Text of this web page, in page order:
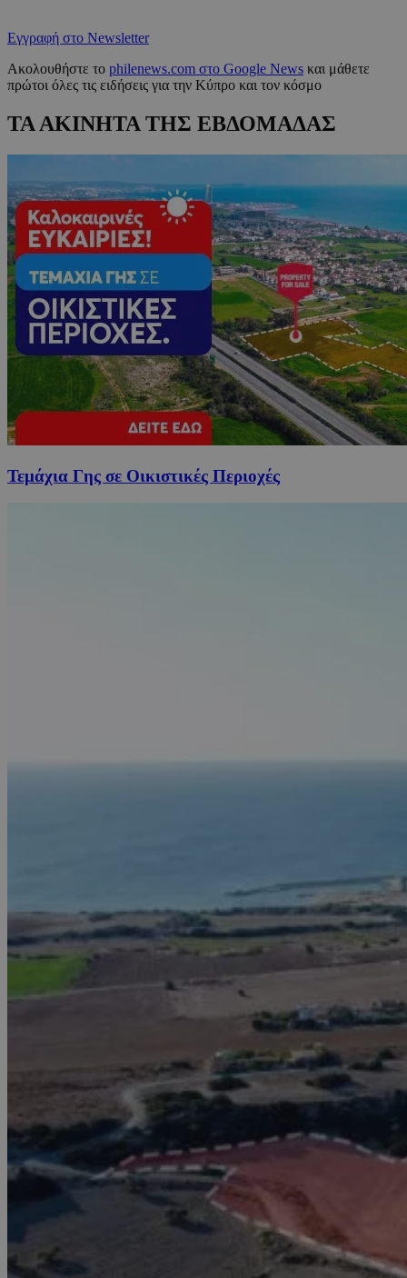
Εγγραφή στο Newsletter
Ακολουθήστε το philenews.com στο Google News και μάθετε
πρώτοι όλες τις ειδήσεις για την Κύπρο και τον κόσμο
ΤΑ ΑΚΙΝΗΤΑ ΤΗΣ ΕΒΔΟΜΑΔΑΣ
Τεμάχια Γης σε Οικιστικές Περιοχές